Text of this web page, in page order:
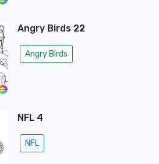
Angry Birds 22
Angry Birds
NFL 4
NFL